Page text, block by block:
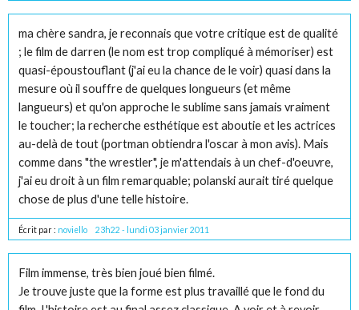
ma chère sandra, je reconnais que votre critique est de qualité
; le film de darren (le nom est trop compliqué à mémoriser) est
quasi-époustouflant (j'ai eu la chance de le voir) quasi dans la
mesure où il souffre de quelques longueurs (et même
langueurs) et qu'on approche le sublime sans jamais vraiment
le toucher; la recherche esthétique est aboutie et les actrices
au-delà de tout (portman obtiendra l'oscar à mon avis). Mais
comme dans "the wrestler", je m'attendais à un chef-d'oeuvre,
j'ai eu droit à un film remarquable; polanski aurait tiré quelque
chose de plus d'une telle histoire.
Écrit par : noviello 23h22 - lundi 03 janvier 2011
Film immense, très bien joué bien filmé.
Je trouve juste que la forme est plus travaillé que le fond du